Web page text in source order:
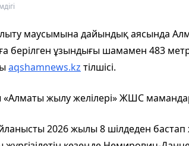
маусымына дайындық аясында
берілген ұзындығы шамамен 483
aqshamnews.kz тілшісі.
«Алматы жылу желілері» ЖШС
2026 жылы 8 шілдеден бастап